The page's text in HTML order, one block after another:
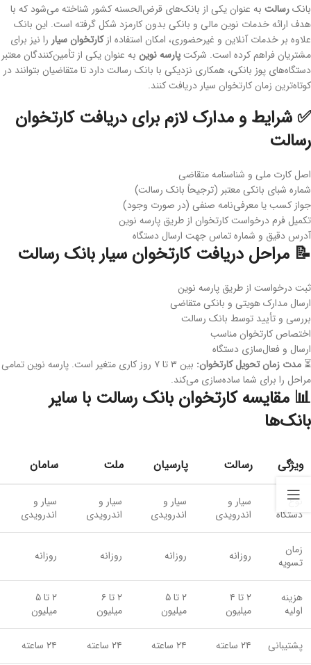
بانکرسالت به عنوان یکی از بانک‌های قرض‌الحسنه کشور شناخته می‌شود که با
هدف ارائه خدمات نوین مالی و بانکی بدون کارمزد شکل گرفته است. این بانک
علاوه بر خدمات آنلاین و غیرحضوری، امکان استفاده ازکارتخوان سیار را نیز برای
مشتریان فراهم کرده است. شرکتپارسه نوین به عنوان یکی از تأمین‌کنندگان معتبر
دستگاه‌های پوز بانکی، همکاری نزدیکی با بانک رسالت دارد تا متقاضیان بتوانند در
کوتاه‌ترین زمان کارتخوان سیار دریافت کنند.
✅ شرایط و مدارک لازم برای دریافت کارتخوان
رسالت
اصل کارت ملی و شناسنامه متقاضی
شماره شبای بانکی معتبر (ترجیحاً بانک رسالت)
جواز کسب یا معرفی‌نامه صنفی (در صورت وجود)
تکمیل فرم درخواست کارتخوان از طریق پارسه نوین
آدرس دقیق و شماره تماس جهت ارسال دستگاه
📝 مراحل دریافت کارتخوان سیار بانک رسالت
ثبت درخواست از طریق پارسه نوین
ارسال مدارک هویتی و بانکی متقاضی
بررسی و تأیید توسط بانک رسالت
اختصاص کارتخوان مناسب
ارسال و فعال‌سازی دستگاه
⏳ مدت زمان تحویل کارتخوان:
بین ۳ تا ۷ روز کاری متغیر است. پارسه نوین تمامی
مراحل را برای شما ساده‌سازی می‌کند.
📊 مقایسه کارتخوان بانک رسالت با سایر
بانک‌ها
ویژگی رسالت پارسیان ملت سامان
نوع
دستگاه
سیار و
اندرویدی
سیار و
اندرویدی
سیار و
اندرویدی
سیار و
اندرویدی
زمان
تسویه
روزانه روزانه روزانه روزانه
هزینه
اولیه
۲ تا ۴
میلیون
۲ تا ۵
میلیون
۲ تا ۶
میلیون
۲ تا ۵
میلیون
پشتیبانی ۲۴ ساعته ۲۴ ساعته ۲۴ ساعته ۲۴ ساعته